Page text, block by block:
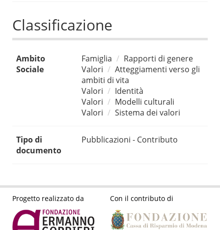
Classificazione
Ambito
Sociale
Famiglia
Rapporti di genere
Valori
Atteggiamenti verso gli
ambiti di vita
Valori
Identità
Valori
Modelli culturali
Valori
Sistema dei valori
Tipo di
documento
Pubblicazioni - Contributo
Progetto realizzato da Con il contributo di